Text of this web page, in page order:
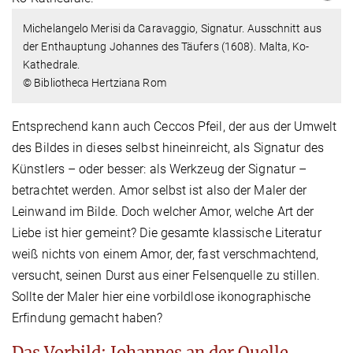
Michelangelo Merisi da Caravaggio, Signatur. Ausschnitt aus
der Enthauptung Johannes des Täufers (1608). Malta, Ko-
Kathedrale.
© Bibliotheca Hertziana Rom
Entsprechend kann auch Ceccos Pfeil, der aus der Umwelt
des Bildes in dieses selbst hineinreicht, als Signatur des
Künstlers – oder besser: als Werkzeug der Signatur –
betrachtet werden. Amor selbst ist also der Maler der
Leinwand im Bilde. Doch welcher Amor, welche Art der
Liebe ist hier gemeint? Die gesamte klassische Literatur
weiß nichts von einem Amor, der, fast verschmachtend,
versucht, seinen Durst aus einer Felsenquelle zu stillen.
Sollte der Maler hier eine vorbildlose ikonographische
Erfindung gemacht haben?